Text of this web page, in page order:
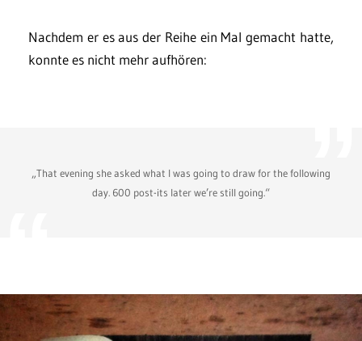
Nachdem er es aus der Reihe ein Mal gemacht hatte,
konnte es nicht mehr aufhören:
„That evening she asked what I was going to draw for the following
day. 600 post-its later we’re still going.“